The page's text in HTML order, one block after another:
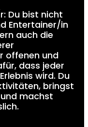
Du bist nicht
Entertainer/in
auch die
offenen und
dass jeder
wird. Du
bringst
machst